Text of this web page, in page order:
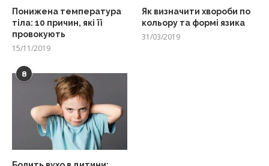
Понижена температура
тіла: 10 причин, які її
провокують
15/11/2019
Як визначити хвороби по
кольору та формі язика
31/03/2019
8